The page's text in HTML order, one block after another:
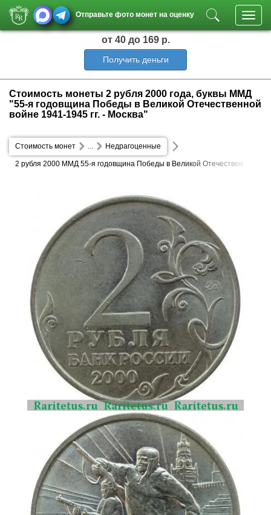
Отправьте фото монет на оценку
от 40 до 169 р.
Получить деньги
Стоимость монеты 2 рубля 2000 года, буквы ММД
"55-я годовщина Победы в Великой Отечественной
войне 1941-1945 гг. - Москва"
Стоимость монет Недрагоценные
...
2 рубля 2000 ММД 55-я годовщина Победы в Великой Отечествен